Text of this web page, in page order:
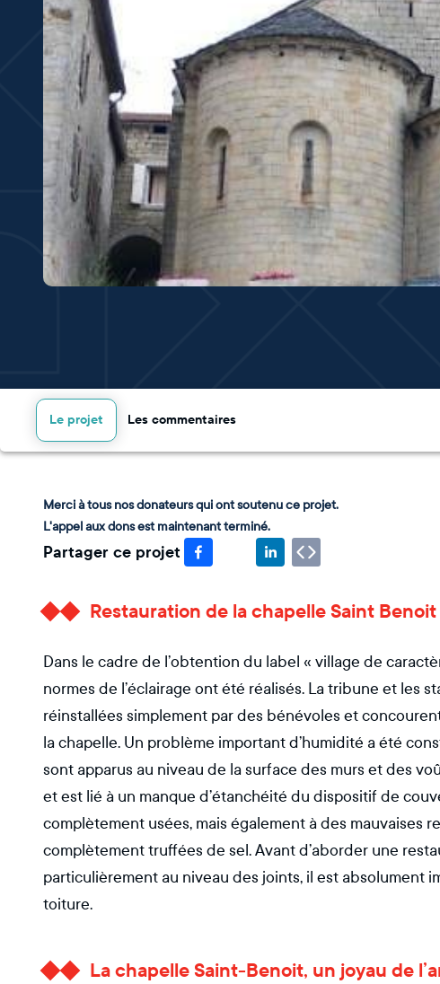
Le projet Les commentaires
Merci à tous nos donateurs qui ont soutenu ce projet.
L'appel aux dons est maintenant terminé.
Partager ce projet
Restauration de la chapelle Saint
Dans le cadre de l’obtention du label « village de
normes de l’éclairage ont été réalisés. La tribune et les
réinstallées simplement par des bénévoles et
la chapelle. Un problème important d’humidité a été
sont apparus au niveau de la surface des murs et des
et est lié à un manque d’étanchéité du dispositif de
complètement usées, mais également à des mauvaises
complètement truffées de sel. Avant d’aborder une
particulièrement au niveau des joints, il est absolument
toiture.
La chapelle Saint-Benoit, un joyau de